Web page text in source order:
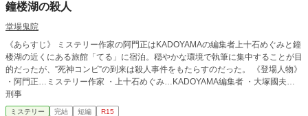
鐘楼湖の殺人
堂場鬼院
《あらすじ》 ミステリー作家の阿門正はKADOYAMAの編集者上十石めぐみと鐘
楼湖の近くにある旅館「てる」に宿泊。穏やかな環境で執筆に集中することが目
的だったが、”死神コンビ”の到来は殺人事件をもたらすのだった。 《登場人物》
・阿門正…ミステリー作家 ・上十石めぐみ…KADOYAMA編集者 ・大塚國夫…
刑事
ミステリー 完結 短編 R15